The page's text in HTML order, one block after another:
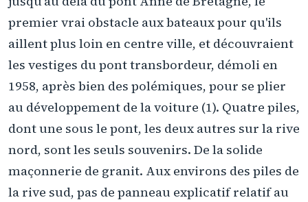
premier vrai obstacle aux bateaux pour qu'ils
aillent plus loin en centre ville, et découvraient
les vestiges du pont transbordeur, démoli en
1958, après bien des polémiques, pour se plier
au développement de la voiture (1). Quatre piles,
dont une sous le pont, les deux autres sur la rive
nord, sont les seuls souvenirs. De la solide
maçonnerie de granit. Aux environs des piles de
la rive sud, pas de panneau explicatif relatif au